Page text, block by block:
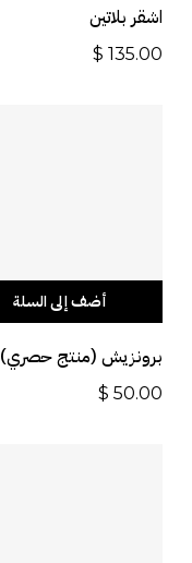
اشقر بلاتين
$ 135.00
أضف إلى السلة
برونزيش (منتج حصري)
$ 50.00